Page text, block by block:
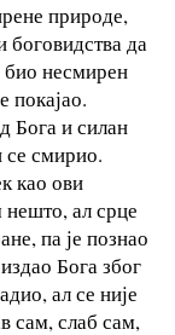
природе,
боговидства да
био несмирен
покајао.
Бога и силан
се смирио.
као ови
ал срце
па је познао
Бога због
ал се није
сам, слаб сам,